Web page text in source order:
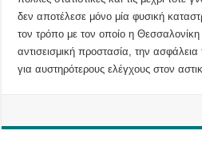
δεν αποτέλεσε μόνο μία φυσική
τον τρόπο με τον οποίο η Θεσσαλονίκη
αντισεισμική προστασία, την
για αυστηρότερους ελέγχους στον